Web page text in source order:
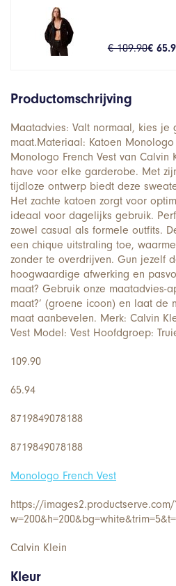
€ 109.90€
Productomschrijving
Maatadvies: Valt normaal, kies je
maat.Materiaal: Katoen Monologo
Monologo French Vest van Calvin
have voor elke garderobe. Met
tijdloze ontwerp biedt deze
Het zachte katoen zorgt voor
ideaal voor dagelijks gebruik.
zowel casual als formele outfits.
een chique uitstraling toe,
zonder te overdrijven. Gun jezelf
hoogwaardige afwerking en
maat? Gebruik onze maatadvies-
maat?’ (groene icoon) en laat de
maat aanbevelen. Merk: Calvin
Vest Model: Vest Hoofdgroep:
109.90
65.94
8719849078188
8719849078188
Monologo French Vest
https://images2.productserve.com/
Calvin Klein
Kleur